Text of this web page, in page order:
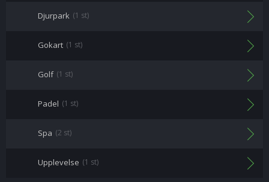
Djurpark (1 st)
Gokart (1 st)
Golf (1 st)
Padel (1 st)
Spa (2 st)
Upplevelse (1 st)